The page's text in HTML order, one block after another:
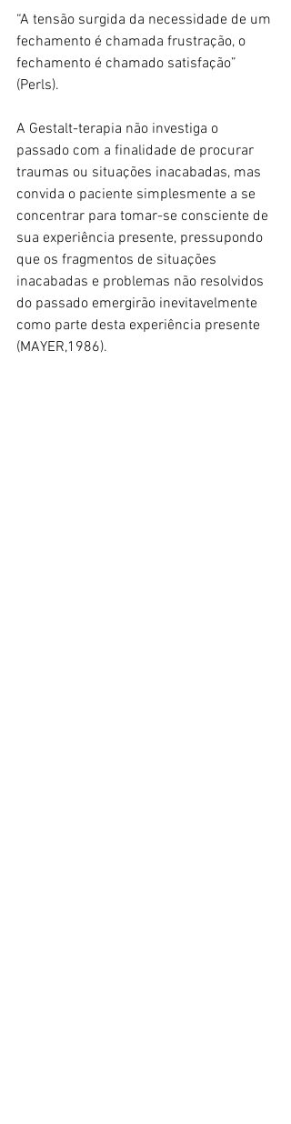
“A tensão surgida da necessidade de um
fechamento é chamada frustração, o
fechamento é chamado satisfação”
(Perls).
A Gestalt-terapia não investiga o
passado com a finalidade de procurar
traumas ou situações inacabadas, mas
convida o paciente simplesmente a se
concentrar para tomar-se consciente de
sua experiência presente, pressupondo
que os fragmentos de situações
inacabadas e problemas não resolvidos
do passado emergirão inevitavelmente
como parte desta experiência presente
(MAYER,1986).